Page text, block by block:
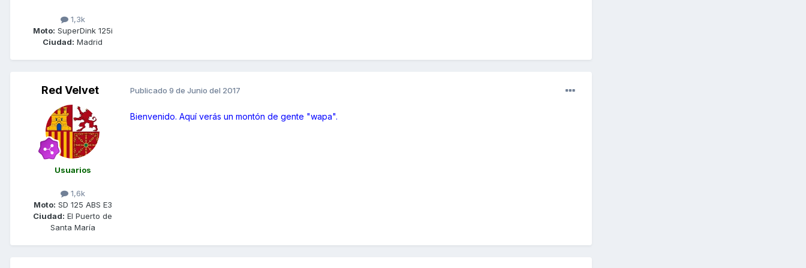
1,3k
Moto: SuperDink 125i
Ciudad: Madrid
Red Velvet
Usuarios
1,6k
Moto: SD 125 ABS E3
Ciudad: El Puerto de
Santa María
Publicado 9 de Junio del 2017
Bienvenido. Aquí verás un montón de gente "wapa".